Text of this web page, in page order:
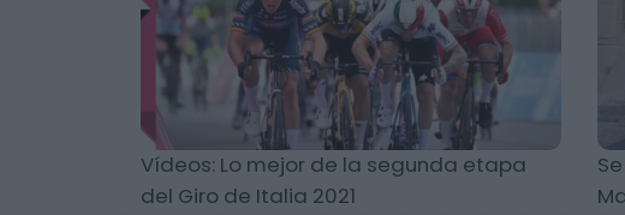
Vídeos: Lo mejor de la segunda etapa
del Giro de Italia 2021